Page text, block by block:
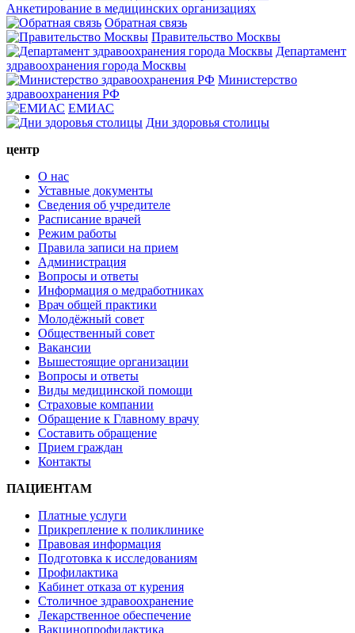
Анкетирование в медицинских организациях
Обратная связь
Правительство Москвы
Департамент
здравоохранения города Москвы
Министерство
здравоохранения РФ
ЕМИАС
Дни здоровья столицы
центр
О нас
Уставные документы
Cведения об учредителе
Расписание врачей
Режим работы
Правила записи на прием
Администрация
Вопросы и ответы
Информация о медработниках
Врач общей практики
Молодёжный совет
Общественный совет
Вакансии
Вышестоящие организации
Вопросы и ответы
Виды медицинской помощи
Страховые компании
Обращение к Главному врачу
Составить обращение
Прием граждан
Контакты
ПАЦИЕНТАМ
Платные услуги
Прикрепление к поликлинике
Правовая информация
Подготовка к исследованиям
Профилактика
Кабинет отказа от курения
Столичное здравоохранение
Лекарственное обеспечение
Вакцинопрофилактика